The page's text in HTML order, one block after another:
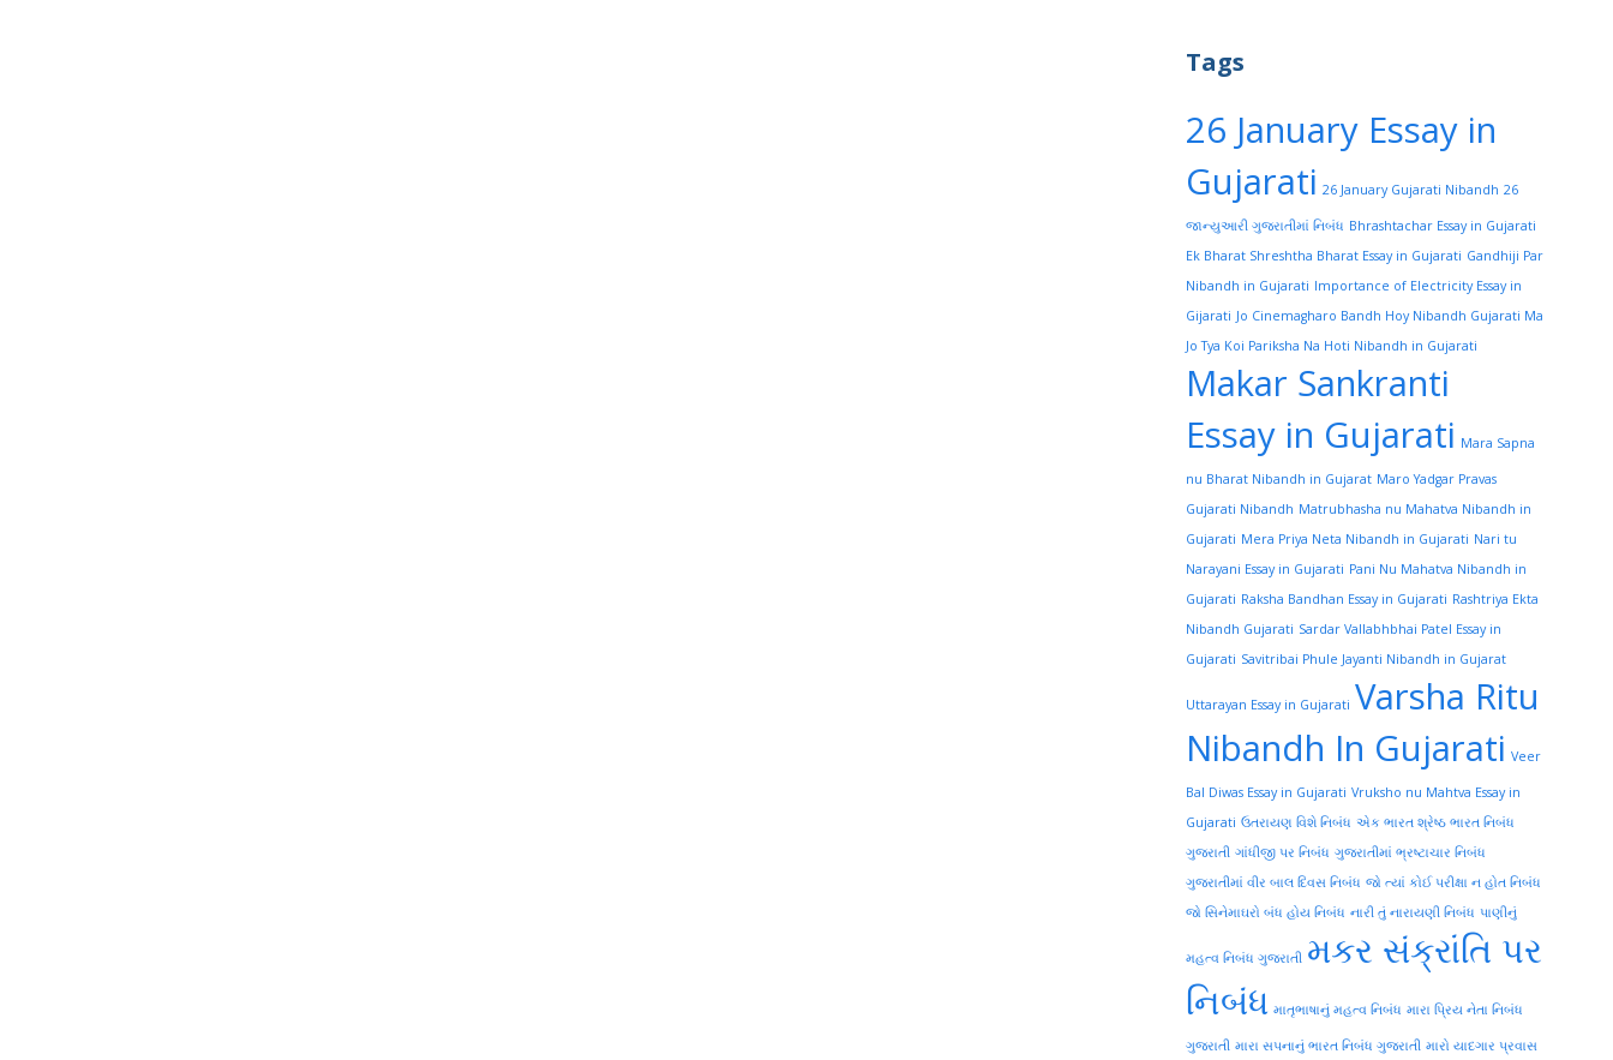
Tags
26 January Essay in
Gujarati 26 January Gujarati Nibandh 26
જાન્યુઆરી ગુજરાતીમાં નિબંધ Bhrashtachar Essay in Gujarati
Ek Bharat Shreshtha Bharat Essay in Gujarati Gandhiji Par
Nibandh in Gujarati Importance of Electricity Essay in
Gijarati Jo Cinemagharo Bandh Hoy Nibandh Gujarati Ma
Jo Tya Koi Pariksha Na Hoti Nibandh in Gujarati
Makar Sankranti
Essay in Gujarati Mara Sapna
nu Bharat Nibandh in Gujarat Maro Yadgar Pravas
Gujarati Nibandh Matrubhasha nu Mahatva Nibandh in
Gujarati Mera Priya Neta Nibandh in Gujarati Nari tu
Narayani Essay in Gujarati Pani Nu Mahatva Nibandh in
Gujarati Raksha Bandhan Essay in Gujarati Rashtriya Ekta
Nibandh Gujarati Sardar Vallabhbhai Patel Essay in
Gujarati Savitribai Phule Jayanti Nibandh in Gujarat
Uttarayan Essay in Gujarati Varsha Ritu
Nibandh In Gujarati Veer
Bal Diwas Essay in Gujarati Vruksho nu Mahtva Essay in
Gujarati ઉતરાયણ વિશે નિબંધ એક ભારત શ્રેષ્ઠ ભારત નિબંધ
ગુજરાતી ગાંધીજી પર નિબંધ ગુજરાતીમાં ભ્રષ્ટાચાર નિબંધ
ગુજરાતીમાં વીર બાલ દિવસ નિબંધ જો ત્યાં કોઈ પરીક્ષા ન હોત નિબંધ
જો સિનેમાઘરો બંધ હોય નિબંધ નારી તું નારાયણી નિબંધ પાણીનું
મહત્વ નિબંધ ગુજરાતી મકર સંક્રાંતિ પર
નિબંધ માતૃભાષાનું મહત્વ નિબંધ મારા પ્રિય નેતા નિબંધ
ગુજરાતી મારા સપનાનું ભારત નિબંધ ગુજરાતી મારો યાદગાર પ્રવાસ